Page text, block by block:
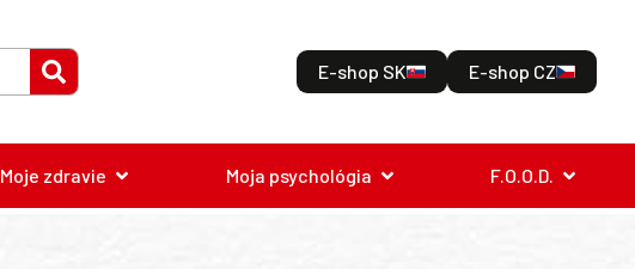
E-shop SK E-shop CZ
Moje zdravie Moja psychológia F.O.O.D.